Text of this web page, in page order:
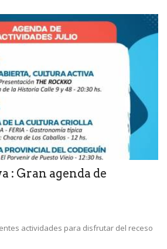
: Gran agenda de
actividades para disfrutar del receso